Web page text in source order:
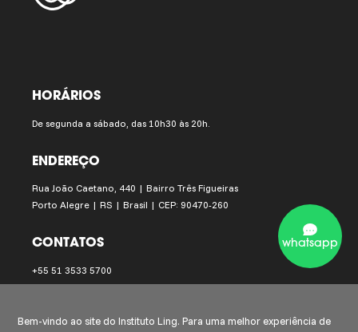
HORÁRIOS
De segunda a sábado, das 10h30 às 20h.
ENDEREÇO
Rua João Caetano, 440 | Bairro Três Figueiras
Porto Alegre | RS | Brasil | CEP: 90470-260
CONTATOS
+55 51 3533 5700
instituto.ling@institutoling.org.br
whatsapp
Bem-vindo ao site do Instituto Ling. Para uma melhor experiência de